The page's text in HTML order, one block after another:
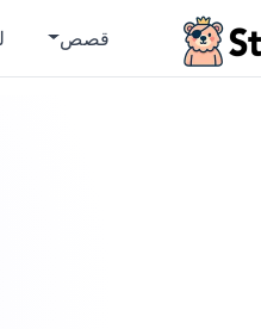
Storypieقصص